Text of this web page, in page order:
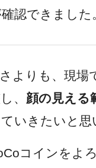
認できました
よりも、現場
、 顔の見える
いきたいと思
コインをよ